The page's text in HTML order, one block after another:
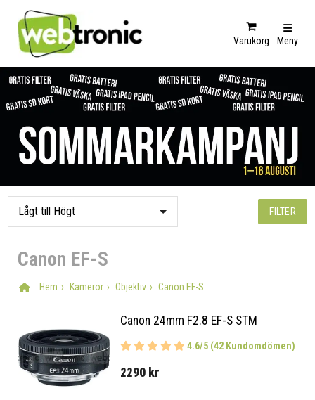
Varukorg Meny
FILTER
Canon EF-S
Hem Kameror Objektiv Canon EF-S
Canon 24mm F2.8 EF-S STM
4.6/5 (42 Kundomdömen)
2290 kr